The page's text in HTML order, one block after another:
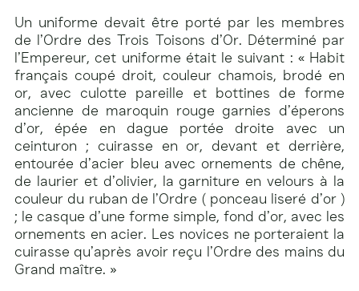
Un uniforme devait être porté par les membres
de l’Ordre des Trois Toisons d’Or. Déterminé par
l’Empereur, cet uniforme était le suivant : « Habit
français coupé droit, couleur chamois, brodé en
or, avec culotte pareille et bottines de forme
ancienne de maroquin rouge garnies d’éperons
d’or, épée en dague portée droite avec un
ceinturon ; cuirasse en or, devant et derrière,
entourée d’acier bleu avec ornements de chêne,
de laurier et d’olivier, la garniture en velours à la
couleur du ruban de l’Ordre ( ponceau liseré d’or )
; le casque d’une forme simple, fond d’or, avec les
ornements en acier. Les novices ne porteraient la
cuirasse qu’après avoir reçu l’Ordre des mains du
Grand maître. »